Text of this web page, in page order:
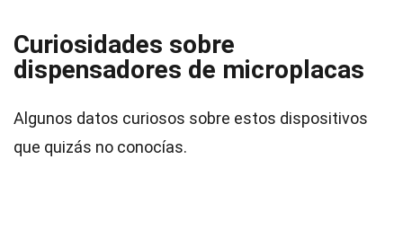
Curiosidades sobre
dispensadores de microplacas
Algunos datos curiosos sobre estos dispositivos
que quizás no conocías.